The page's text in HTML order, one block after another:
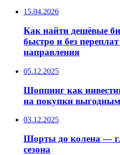
15.04.2026
Как найти дешёвые
быстро и без
направления
05.12.2025
Шоппинг как
на покупки
03.12.2025
Шорты до колена —
сезона